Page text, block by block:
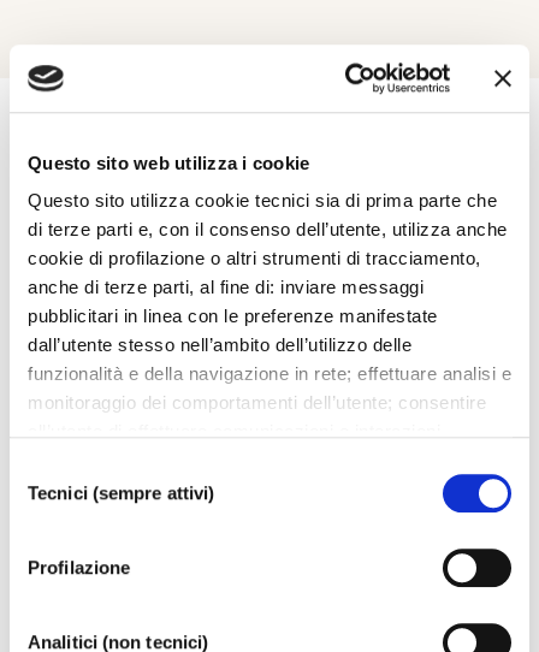
Questo sito web utilizza i cookie
Questo sito utilizza cookie tecnici sia di prima parte che
di terze parti e, con il consenso dell’utente, utilizza anche
cookie di profilazione o altri strumenti di tracciamento,
anche di terze parti, al fine di: inviare messaggi
pubblicitari in linea con le preferenze manifestate
dall’utente stesso nell’ambito dell’utilizzo delle
funzionalità e della navigazione in rete; effettuare analisi e
monitoraggio dei comportamenti dell’utente; consentire
TUTTI”, l’utente acconsente all’uso di tutti i cookie non
tecnici, inclusi quindi quelli di profilazione, analitici e
social. Il consenso è facoltativo e può essere revocato in
qualsiasi momento. Se l’utente desidera modificare le
sinistra dello schermo. Per sapere di più sui cookie che
delTecnici (sempre attivi)
Profilazione
Analitici (non tecnici)
Esplora
Ti potrebbero interessare..